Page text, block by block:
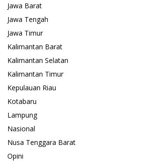
Jawa Barat
Jawa Tengah
Jawa Timur
Kalimantan Barat
Kalimantan Selatan
Kalimantan Timur
Kepulauan Riau
Kotabaru
Lampung
Nasional
Nusa Tenggara Barat
Opini